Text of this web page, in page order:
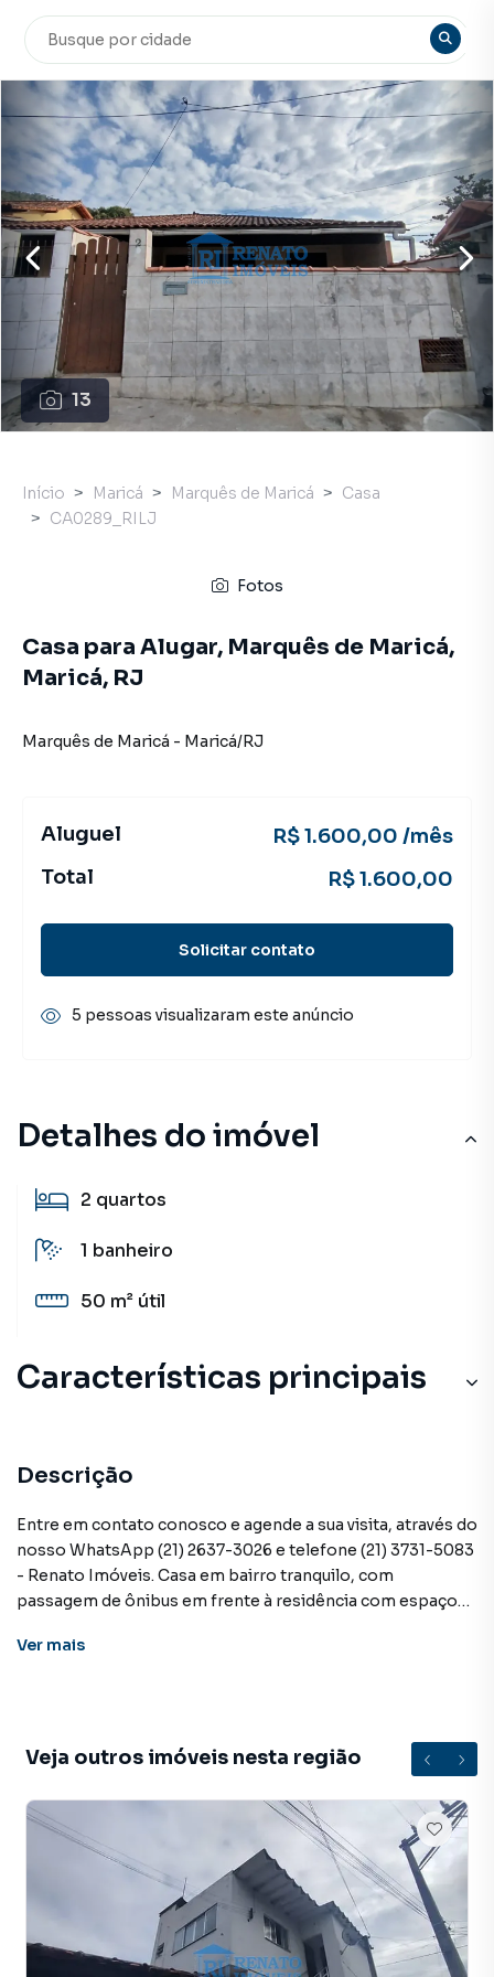
13
Detalhes do imóvel
2 quartos
1 banheiro
50 m² útil
Características principais
Descrição
Entre em contato conosco e agende a sua visita, através do
nosso WhatsApp (21) 2637-3026 e telefone (21) 3731-5083
- Renato Imóveis. Casa em bairro tranquilo, com
passagem de ônibus em frente à residência com espaço
serviço presente na área dos fundos.
Casa para Aluguel em região valorizada do bairro Marquês
de Maricá, em Maricá. Não encontrou o que procurava ou
deseja mais informações sobre Casa em Maricá? Entre em
contato com nossa equipe pelo telefone (21) 2637-3026.
A RENATO IMÓVEIS tem mais opções de apartamentos,
casas residenciais e comerciais, sobrados, terrenos, lojas
e barracões para venda ou locação, além de
Ver mais
Veja outros imóveis nesta região
Início Maricá Marquês de Maricá
Casa
CA0289_RILJ
Fotos
Casa para Alugar, Marquês de Maricá,
Maricá, RJ
Marquês de Maricá - Maricá/RJ
Aluguel
R$ 1.600,00 /mês
Total
R$ 1.600,00
Solicitar contato
5 pessoas visualizaram este anúncio